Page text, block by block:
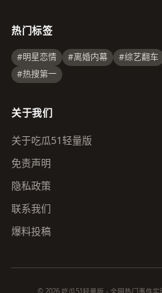
热门标签
#明星恋情 #离婚内幕 #综艺翻车
#热搜第一
关于我们
关于吃瓜51轻量版
免责声明
隐私政策
联系我们
爆料投稿